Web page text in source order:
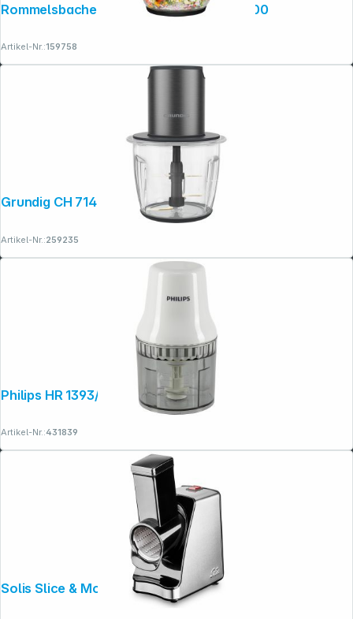
Rommelsbacher Multi Zerkleinerer MZ 600
Artikel-Nr.:159758
Grundig CH 7140
Artikel-Nr.:259235
Philips HR 1393/00
Artikel-Nr.:431839
Solis Slice & More 8401